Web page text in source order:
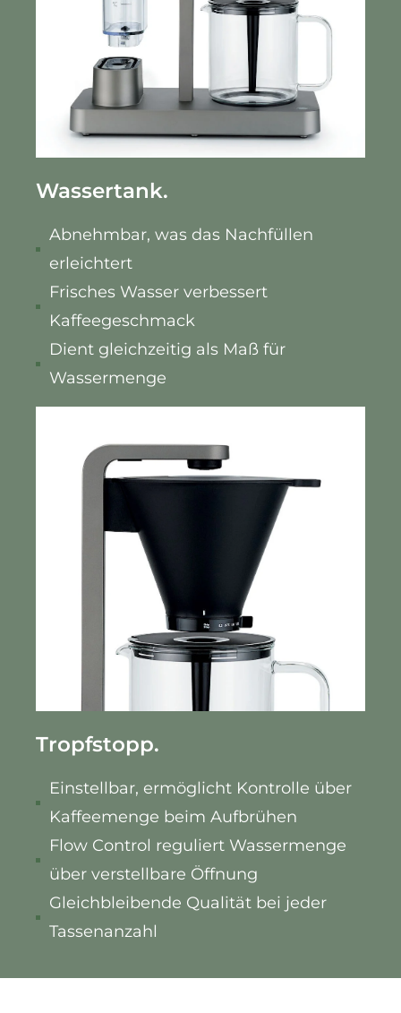
Wassertank.
Abnehmbar, was das Nachfüllen
erleichtert
Frisches Wasser verbessert
Kaffeegeschmack
Dient gleichzeitig als Maß für
Wassermenge
Tropfstopp.
Einstellbar, ermöglicht Kontrolle über
Kaffeemenge beim Aufbrühen
Flow Control reguliert Wassermenge
über verstellbare Öffnung
Gleichbleibende Qualität bei jeder
Tassenanzahl